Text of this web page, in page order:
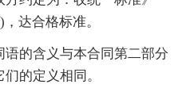
达合格标准。
语的含义与本合同第二部分
的定义相同。